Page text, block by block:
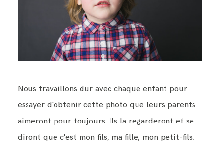
Nous travaillons dur avec chaque enfant pour
essayer d'obtenir cette photo que leurs parents
aimeront pour toujours. Ils la regarderont et se
diront que c'est mon fils, ma fille, mon petit-fils,